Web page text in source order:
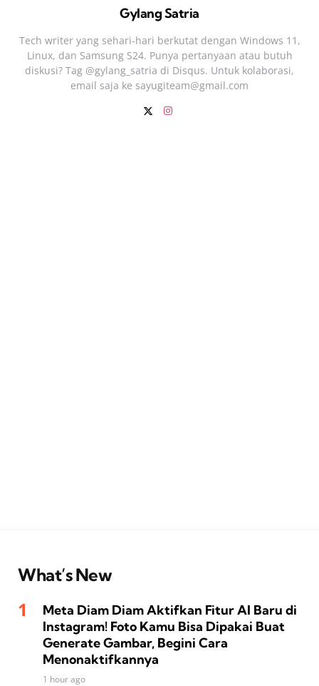
Gylang Satria
Tech writer yang sehari‑hari berkutat dengan Windows 11,
Linux, dan Samsung S24. Punya pertanyaan atau butuh
diskusi? Tag @gylang_satria di Disqus. Untuk kolaborasi,
email saja ke sayugiteam@gmail.com
What’s New
Meta Diam Diam Aktifkan Fitur AI Baru di
Instagram! Foto Kamu Bisa Dipakai Buat
Generate Gambar, Begini Cara
Menonaktifkannya
1 hour ago